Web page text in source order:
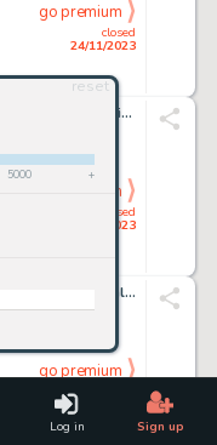
Log in Sign up
reset
5000 +
closed
24/11/2023
go premium
Le rapport Brodeck - L'indicible Encre de Chine sur...
closed
24/11/2023
go premium
Chlorophylle - Le revanche d'Anthracite, Chlorophylle...
24/11/2023
go premium